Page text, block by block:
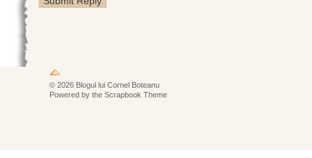
© 2026 Blogul lui Cornel Boteanu
Powered by the Scrapbook Theme